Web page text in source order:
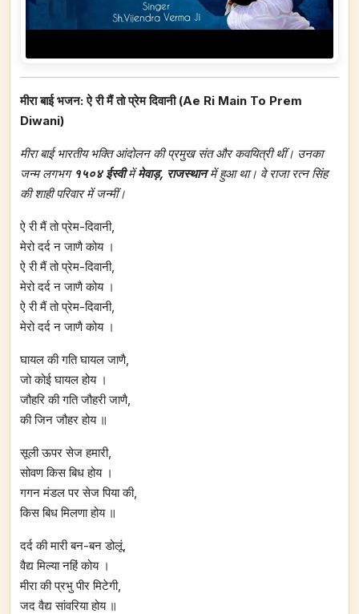
मीरा बाई भजन: ऐ री मैं तो प्रेम दिवानी (Ae Ri Main To Prem
Diwani)
मीरा बाई भारतीय भक्ति आंदोलन की प्रमुख संत और कवयित्री थीं। उनका
जन्म लगभग १५०४ ईस्वीमेंमेवाड़, राजस्थानमें हुआ था। वे राजा रत्न सिंह
की शाही परिवार में जन्मीं।
ऐ री मैं तो प्रेम-दिवानी,
मेरो दर्द न जाणै कोय ।
ऐ री मैं तो प्रेम-दिवानी,
मेरो दर्द न जाणै कोय ।
ऐ री मैं तो प्रेम-दिवानी,
मेरो दर्द न जाणै कोय ।
घायल की गति घायल जाणै,
जो कोई घायल होय ।
जौहरि की गति जौहरी जाणै,
की जिन जौहर होय ॥
सूली ऊपर सेज हमारी,
सोवण किस बिध होय ।
गगन मंडल पर सेज पिया की,
किस बिध मिलणा होय ॥
दर्द की मारी बन-बन डोलूं,
वैद्य मिल्या नहिं कोय ।
मीरा की प्रभु पीर मिटेगी,
जद वैद्य सांवरिया होय ॥